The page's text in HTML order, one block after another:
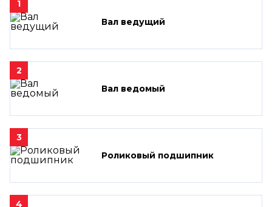
1
Вал ведущий
2
Вал ведомый
3
Роликовый подшипник
4